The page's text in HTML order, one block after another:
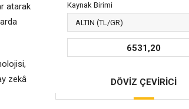
atarak
zekâ
Kaynak Birimi
6531,20
DÖVİZ ÇEVİRİCİ